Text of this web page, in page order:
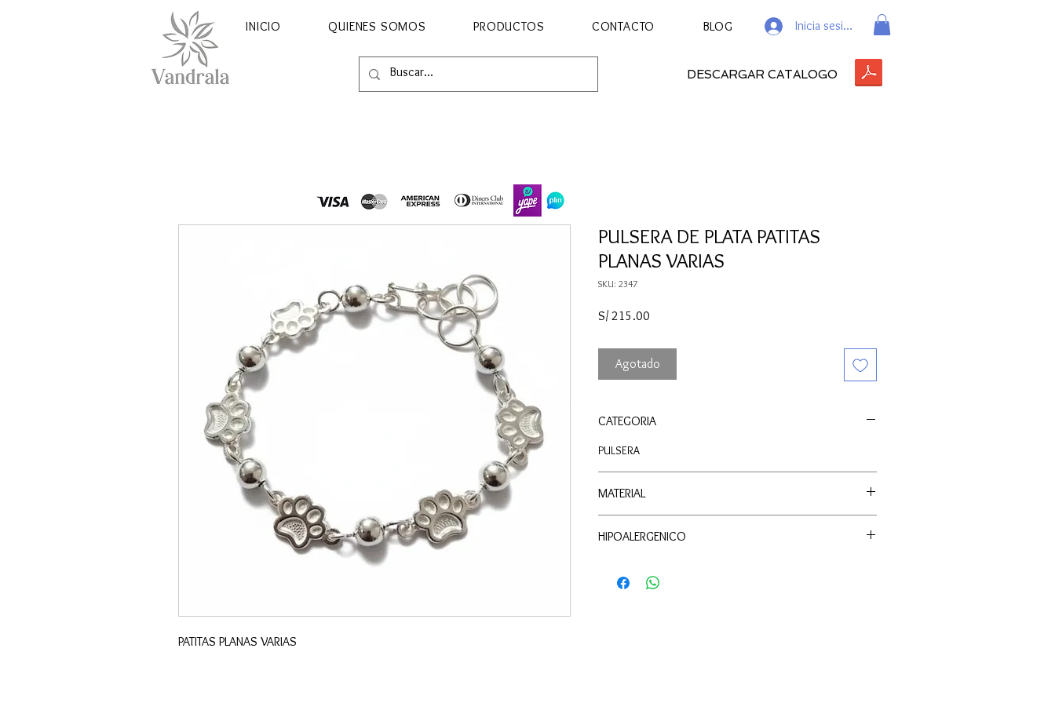
INICIO QUIENES SOMOS PRODUCTOS CONTACTO BLOG Inicia sesión
DESCARGAR CATALOGO
PATITAS PLANAS VARIAS
PULSERA DE PLATA PATITAS
PLANAS VARIAS
SKU: 2347
S/ 215.00
Agotado
CATEGORIA
PULSERA
MATERIAL
HIPOALERGENICO